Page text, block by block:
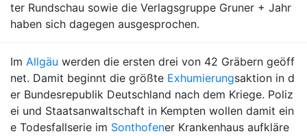
ter Rundschau sowie die Verlagsgruppe Gruner + Jahr
haben sich dagegen ausgesprochen.
Im Allgäu werden die ersten drei von 42 Gräbern geöff
net. Damit beginnt die größte Exhumierungsaktion in d
er Bundesrepublik Deutschland nach dem Kriege. Poliz
ei und Staatsanwaltschaft in Kempten wollen damit ein
e Todesfallserie im Sonthofener Krankenhaus aufkläre